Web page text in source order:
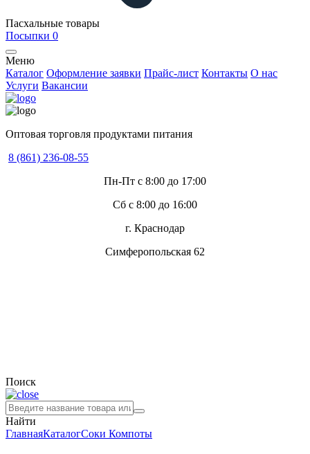
Пасхальные товары
Посыпки 0
Меню
Каталог Оформление заявки Прайс-лист Контакты О нас
Услуги Вакансии
Оптовая торговля продуктами питания
8 (861) 236-08-55
Пн-Пт с 8:00 до 17:00
Сб с 8:00 до 16:00
г. Краснодар
Симферопольская 62
Поиск
Найти
ГлавнаяКаталогСоки Компоты